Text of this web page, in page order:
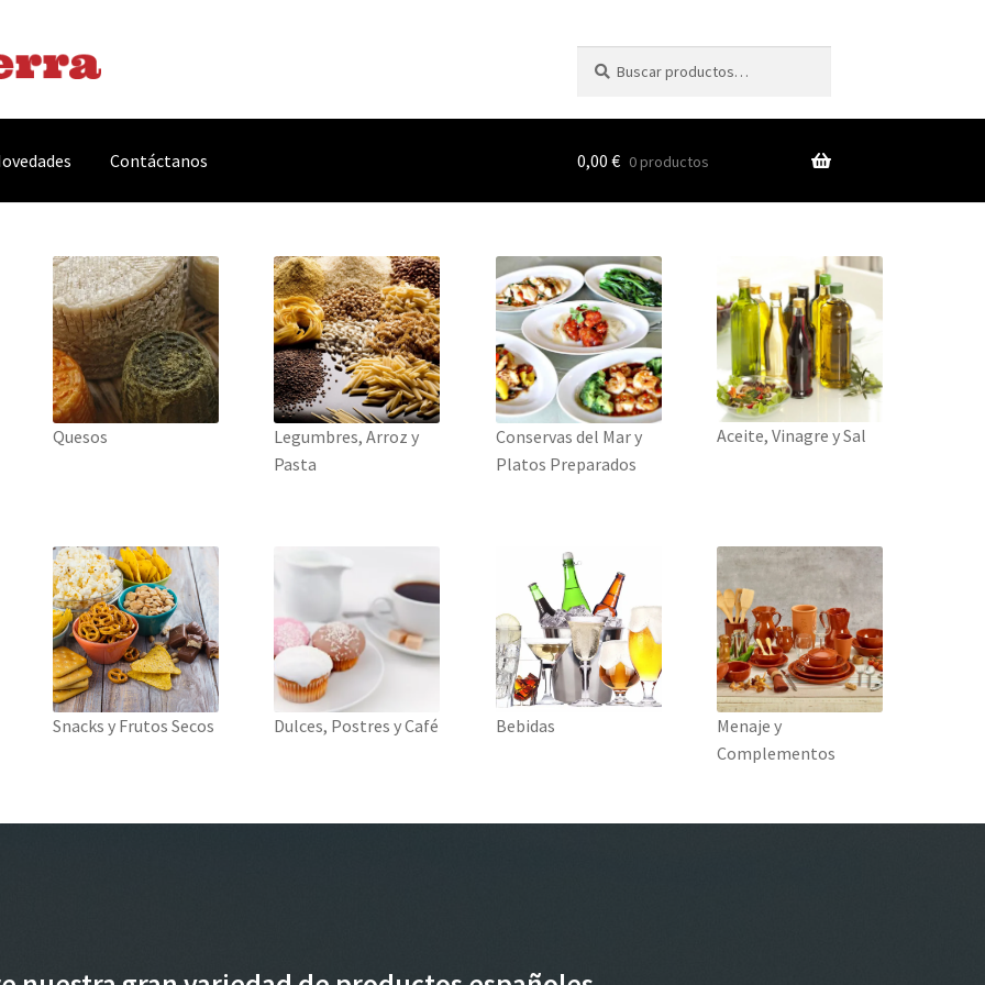
por:
Contáctanos
Complementos y Servicios Métodos de pagoMi cuentaNovedades
Y CookiesPromociones Quienes somosTérminos y condiciones
0,00 € 0 productos
Quesos
Legumbres, Arroz y
Pasta
Conservas del Mar y
Platos Preparados
Aceite, Vinagre y Sal
Snacks y Frutos Secos Dulces, Postres y Café Bebidas
Menaje y
Complementos